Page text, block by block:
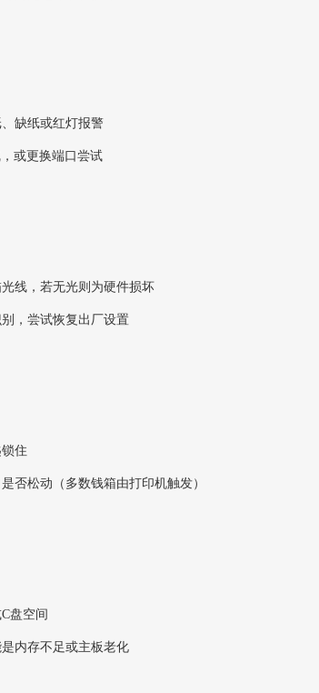
缺纸或红灯报警
或更换端口尝试
线，若无光则为硬件损坏
，尝试恢复出厂设置
住
否松动（多数钱箱由打印机触发）
盘空间
内存不足或主板老化